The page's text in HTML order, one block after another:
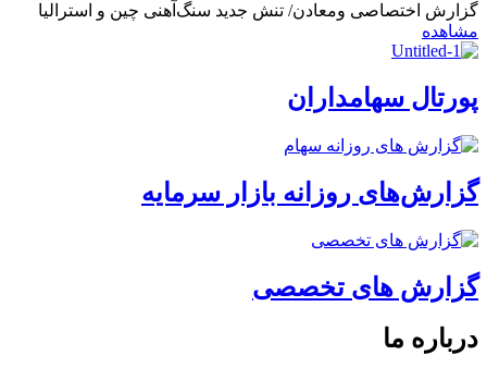
گزارش اختصاصی ومعادن/ تنش جدید سنگ‌آهنی چین و استرالیا
مشاهده
پورتال سهامداران
گزارش‌های روزانه بازار سرمایه
گزارش های تخصصی
درباره ما